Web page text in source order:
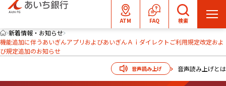
ATM FAQ 検索
メ
ニ
ュ
ー
を
開
新着情報・お知らせ
機能追加に伴うあいぎんアプリおよびあいぎんＡｉダイレクトご利用規定改定およ
び規定追加のお知らせ
音声読み上げ 音声読み上げとは